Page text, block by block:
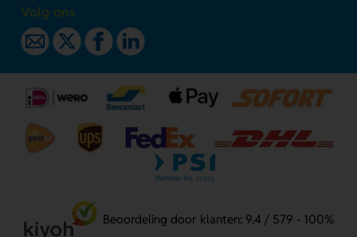
Volg ons
Beoordeling door klanten: 9.4 / 579 - 100%